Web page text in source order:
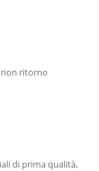
non ritorno
di prima qualità,